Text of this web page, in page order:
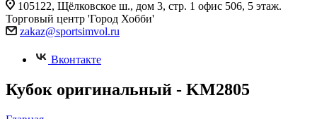
105122, Щёлковское ш., дом 3, стр. 1 офис 506, 5 этаж.
Торговый центр 'Город Хобби'
zakaz@sportsimvol.ru
Вконтакте
Кубок оригинальный - KM2805